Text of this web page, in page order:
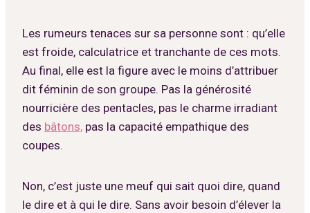
Les rumeurs tenaces sur sa personne sont : qu’elle
est froide, calculatrice et tranchante de ces mots.
Au final, elle est la figure avec le moins d’attribuer
dit féminin de son groupe. Pas la générosité
nourricière des pentacles, pas le charme irradiant
des bâtons, pas la capacité empathique des
coupes.
Non, c’est juste une meuf qui sait quoi dire, quand
le dire et à qui le dire. Sans avoir besoin d’élever la